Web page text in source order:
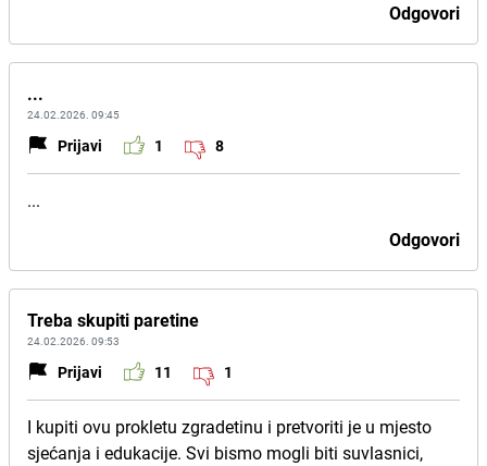
Odgovori
...
24.02.2026. 09:45
Prijavi 1 8
...
Odgovori
Treba skupiti paretine
24.02.2026. 09:53
Prijavi 11 1
I kupiti ovu prokletu zgradetinu i pretvoriti je u mjesto
sjećanja i edukacije. Svi bismo mogli biti suvlasnici,